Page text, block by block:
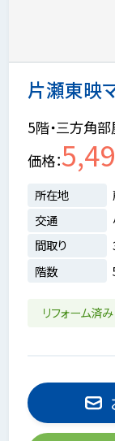
片瀬東映
5階・三方角部
価格
所在地
交通
間取り
階数
リフォーム済み